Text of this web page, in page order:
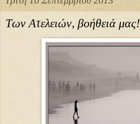
Των Ατελειών, βοήθειά μας!